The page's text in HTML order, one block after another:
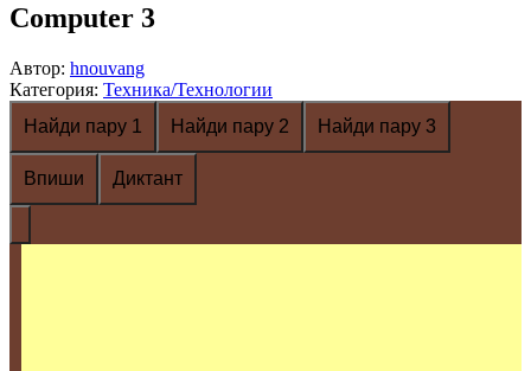
Computer 3
Автор: hnouvang
Категория: Техника/Технологии
Найди пару 1
Найди пару 2 Найди пару 3
Впиши Диктант